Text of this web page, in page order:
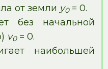
от земли y0= 0.
без начальной
v0= 0.
наибольшей